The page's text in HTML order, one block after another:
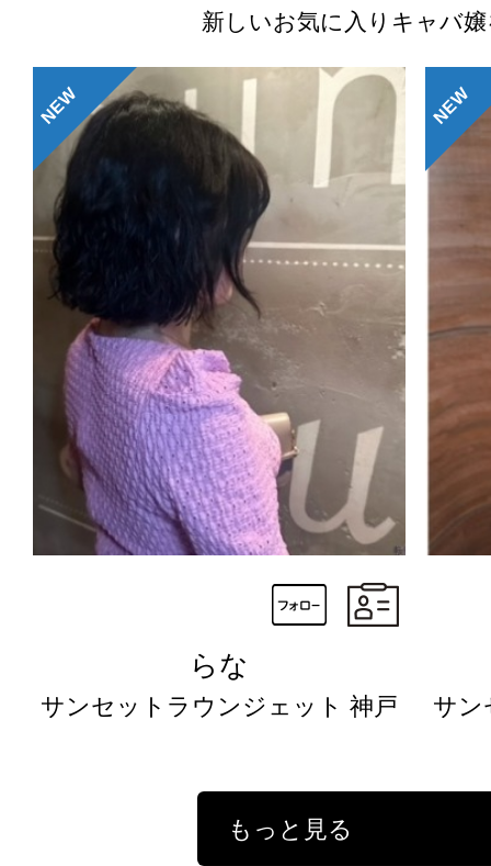
新しいお気に入りキャバ
NEW
らな
サンセットラウンジェット 神戸
NEW
サン
もっと見る